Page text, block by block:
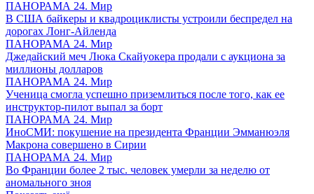
ПАНОРАМА 24. Мир
В США байкеры и квадроциклисты устроили беспредел на
дорогах Лонг-Айленда
ПАНОРАМА 24. Мир
Джедайский меч Люка Скайуокера продали с аукциона за
миллионы долларов
ПАНОРАМА 24. Мир
Ученица смогла успешно приземлиться после того, как ее
инструктор-пилот выпал за борт
ПАНОРАМА 24. Мир
ИноСМИ: покушение на президента Франции Эмманюэля
Макрона совершено в Сирии
ПАНОРАМА 24. Мир
Во Франции более 2 тыс. человек умерли за неделю от
аномального зноя